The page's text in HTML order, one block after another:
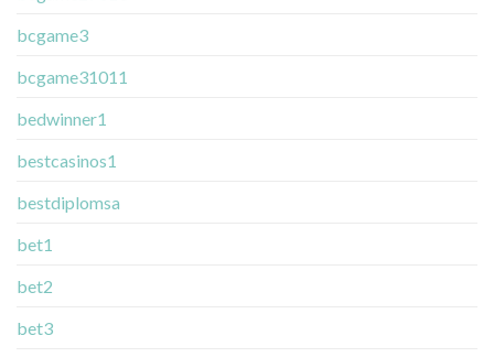
bcgame3
bcgame31011
bedwinner1
bestcasinos1
bestdiplomsa
bet1
bet2
bet3